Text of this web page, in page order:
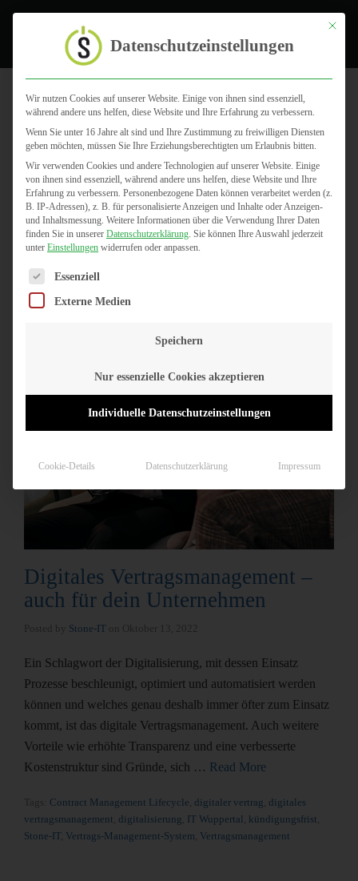
digitaler vertrag
Digitales Vertragsmanagement –
auch für dein Unternehmen
Stone-IT
Ein Schlagwort der Digitalisierung, mit dessen Einsatz
Prozesse beschleunigt, optimiert und automatisiert werden
können und welches genau deshalb immer öfter zum Einsatz
kommt, ist das digitale Vertragsmanagement. Auch weitere
Vorteile wie erhöhte Transparenz und eine verbesserte
Kostenstruktur sind Gründe, sich … Read More
Contract Management Lifecycle digitaler vertrag digitales
vertragsmanagement digitalisierung IT Wuppertal kündigungsfrist
Stone-IT, Vertrags-Management-System Vertragsmanagement
Mit
Datenschutzeinstellungen
Wir nutzen Cookies auf unserer Website. Einige von ihnen sind essenziell,
während andere uns helfen, diese Website und Ihre Erfahrung zu verbessern.
Wenn Sie unter 16 Jahre alt sind und Ihre Zustimmung zu freiwilligen Diensten
geben möchten, müssen Sie Ihre Erziehungsberechtigten um Erlaubnis bitten.
Wir verwenden Cookies und andere Technologien auf unserer Website. Einige
von ihnen sind essenziell, während andere uns helfen, diese Website und Ihre
Erfahrung zu verbessern. Personenbezogene Daten können verarbeitet werden (z.
B. IP-Adressen), z. B. für personalisierte Anzeigen und Inhalte oder Anzeigen-
und Inhaltsmessung. Weitere Informationen über die Verwendung Ihrer Daten
finden Sie in unserer Datenschutzerklärung. Sie können Ihre Auswahl jederzeit
unter Einstellungen widerrufen oder anpassen.
Es folgt eine Liste der Service-Gruppen, für die eine
Essenziell
Externe Medien
Speichern
Nur essenzielle Cookies akzeptieren
Individuelle Datenschutzeinstellungen
Cookie-Details Datenschutzerklärung Impressum